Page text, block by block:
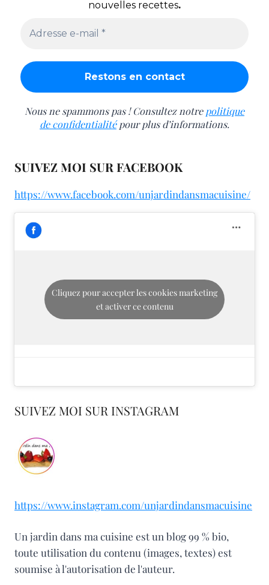
nouvelles recettes.
Nous ne spammons pas ! Consultez notre politique
de confidentialitépour plus d’informations.
SUIVEZ MOI SUR FACEBOOK
https://www.facebook.com/unjardindansmacuisine/
Cliquez pour accepter les cookies marketing
et activer ce contenu
SUIVEZ MOI SUR INSTAGRAM
https://www.instagram.com/unjardindansmacuisine
Un jardin dans ma cuisine est un blog 99 % bio,
toute utilisation du contenu (images, textes) est
soumise à l'autorisation de l'auteur.